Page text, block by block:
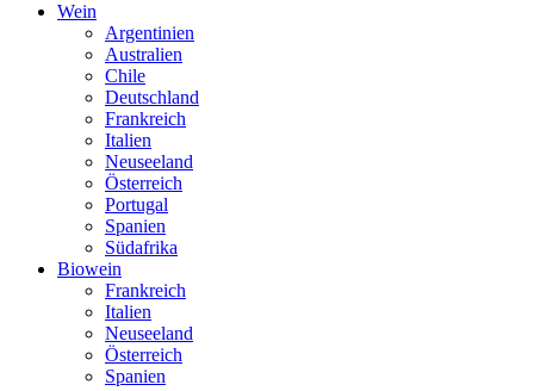
Wein
Argentinien
Australien
Chile
Deutschland
Frankreich
Italien
Neuseeland
Österreich
Portugal
Spanien
Südafrika
Biowein
Frankreich
Italien
Neuseeland
Österreich
Spanien